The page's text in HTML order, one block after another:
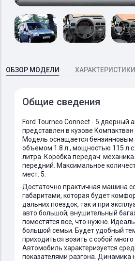
ОБЗОР МОДЕЛИ ХАРАКТЕРИСТИКИ
Общие сведения
Ford Tourneo Connect - 5 дверный
представлен в кузове Компактвэн
Модель оснащается бензинновым
объемом 1.8 л., мощностью 115
литра. Коробка передач:
передний. Максимальное
мест: 5.
Достаточно практичная машина
габаритами, которая будет
дальних поездок, так и при
авто большой, внушительный
поместятся все, что нужно.
большой семьи. Будет удобный
приходиться возить с собой
Автомобиль характеризуется
показателями разгона. Динамика